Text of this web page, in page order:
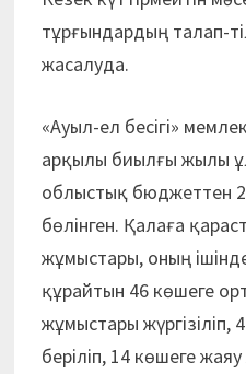
тұрғындардың талап-
жасалуда.
«Ауыл-ел бесігі»
арқылы биылғы жылы
облыстық бюджеттен
бөлінген. Қалаға
жұмыстары, оның
құрайтын 46 көшеге
жұмыстары жүргізіліп,
беріліп, 14 көшеге